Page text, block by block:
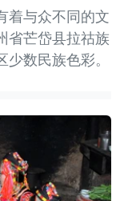
着与众不同的文
省芒岱县拉祜族
数民族色彩。